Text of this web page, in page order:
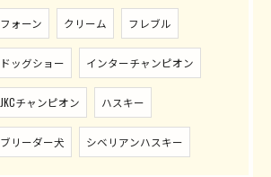
フォーン クリーム フレブル
ドッグショー インターチャンピオン
JKCチャンピオン ハスキー
ブリーダー犬 シベリアンハスキー